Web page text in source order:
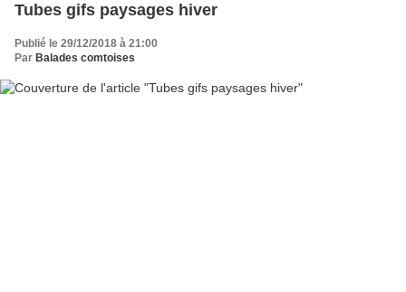
Tubes gifs paysages hiver
Publié le 29/12/2018 à 21:00
Par Balades comtoises